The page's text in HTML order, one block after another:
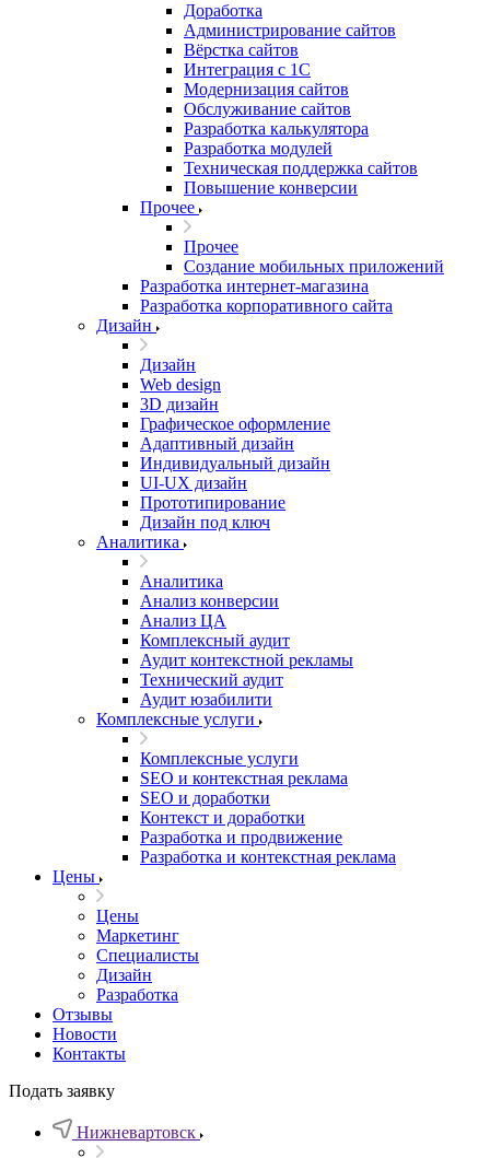
Доработка
Администрирование сайтов
Вёрстка сайтов
Интеграция с 1С
Модернизация сайтов
Обслуживание сайтов
Разработка калькулятора
Разработка модулей
Техническая поддержка сайтов
Повышение конверсии
Прочее
Прочее
Создание мобильных приложений
Разработка интернет-магазина
Разработка корпоративного сайта
Дизайн
Дизайн
Web design
3D дизайн
Графическое оформление
Адаптивный дизайн
Индивидуальный дизайн
UI‑UX дизайн
Прототипирование
Дизайн под ключ
Аналитика
Аналитика
Анализ конверсии
Анализ ЦА
Комплексный аудит
Аудит контекстной рекламы
Технический аудит
Аудит юзабилити
Комплексные услуги
Комплексные услуги
SEO и контекстная реклама
SEO и доработки
Контекст и доработки
Разработка и продвижение
Разработка и контекстная реклама
Цены
Цены
Маркетинг
Специалисты
Дизайн
Разработка
Отзывы
Новости
Контакты
Подать заявку
Нижневартовск